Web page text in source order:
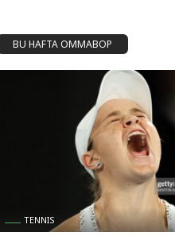
BU HAFTA OMMABOP
TENNIS